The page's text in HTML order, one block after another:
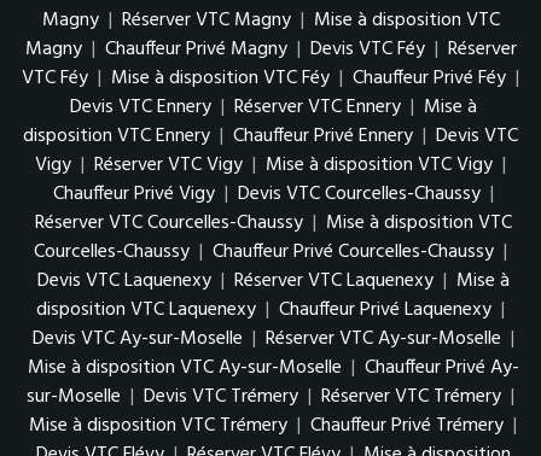
Magny | Réserver VTC Magny | Mise à disposition VTC
Magny | Chauffeur Privé Magny | Devis VTC Féy | Réserver
VTC Féy | Mise à disposition VTC Féy | Chauffeur Privé Féy |
Devis VTC Ennery | Réserver VTC Ennery | Mise à
disposition VTC Ennery | Chauffeur Privé Ennery | Devis VTC
Vigy | Réserver VTC Vigy | Mise à disposition VTC Vigy |
Chauffeur Privé Vigy | Devis VTC Courcelles-Chaussy |
Réserver VTC Courcelles-Chaussy | Mise à disposition VTC
Courcelles-Chaussy | Chauffeur Privé Courcelles-Chaussy |
Devis VTC Laquenexy | Réserver VTC Laquenexy | Mise à
disposition VTC Laquenexy | Chauffeur Privé Laquenexy |
Devis VTC Ay-sur-Moselle | Réserver VTC Ay-sur-Moselle |
Mise à disposition VTC Ay-sur-Moselle | Chauffeur Privé Ay-
sur-Moselle | Devis VTC Trémery | Réserver VTC Trémery |
Mise à disposition VTC Trémery | Chauffeur Privé Trémery |